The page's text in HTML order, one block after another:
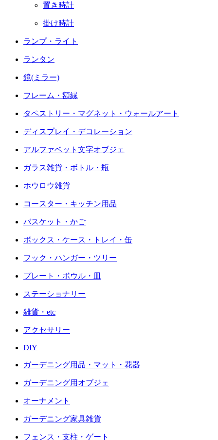
置き時計
掛け時計
ランプ・ライト
ランタン
鏡(ミラー)
フレーム・額縁
タペストリー・マグネット・ウォールアート
ディスプレイ・デコレーション
アルファベット文字オブジェ
ガラス雑貨・ボトル・瓶
ホウロウ雑貨
コースター・キッチン用品
バスケット・かご
ボックス・ケース・トレイ・缶
フック・ハンガー・ツリー
プレート・ボウル・皿
ステーショナリー
雑貨・etc
アクセサリー
DIY
ガーデニング用品・マット・花器
ガーデニング用オブジェ
オーナメント
ガーデニング家具雑貨
フェンス・支柱・ゲート